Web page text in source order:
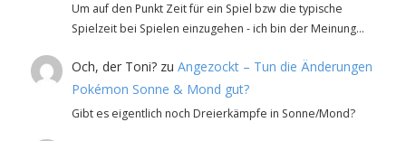
Um auf den Punkt Zeit für ein Spiel bzw die typische
Spielzeit bei Spielen einzugehen - ich bin der Meinung…
Och, der Toni? zuAngezockt – Tun die Änderungen
Pokémon Sonne & Mond gut?
Gibt es eigentlich noch Dreierkämpfe in Sonne/Mond?